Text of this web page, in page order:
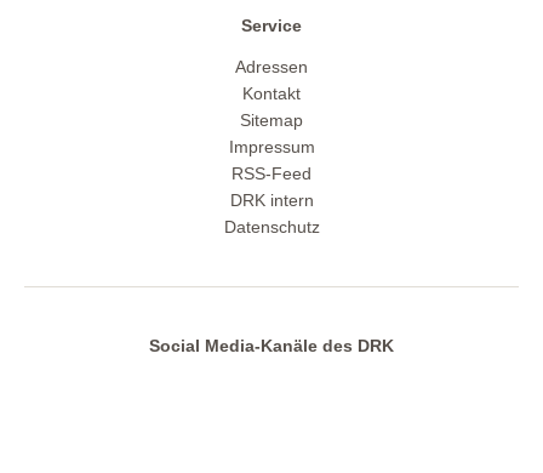
Service
Adressen
Kontakt
Sitemap
Impressum
RSS-Feed
DRK intern
Datenschutz
Social Media-Kanäle des DRK